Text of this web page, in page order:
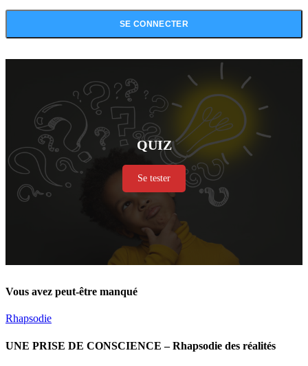
QUIZ
Se tester
Vous avez peut-être manqué
Rhapsodie
UNE PRISE DE CONSCIENCE – Rhapsodie des réalités